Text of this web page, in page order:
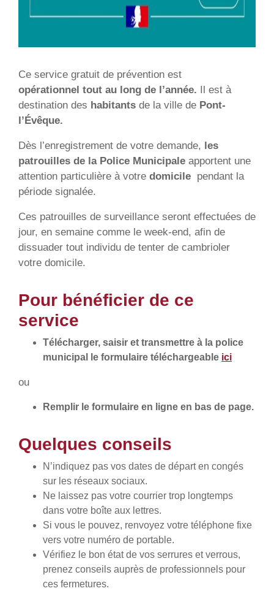
Ce service gratuit de prévention est
opérationnel tout au long de l’année. Il est à
destination des habitants de la ville de Pont-
l’Évêque.
Dès l’enregistrement de votre demande, les
patrouilles de la Police Municipale apportent une
attention particulière à votre domicile pendant la
période signalée.
Ces patrouilles de surveillance seront effectuées de
jour, en semaine comme le week-end, afin de
dissuader tout individu de tenter de cambrioler
votre domicile.
Pour bénéficier de ce
service
Télécharger, saisir et transmettre à la police
municipal le formulaire téléchargeable ici
ou
Remplir le formulaire en ligne en bas de page.
Quelques conseils
N’indiquez pas vos dates de départ en congés
sur les réseaux sociaux.
Ne laissez pas votre courrier trop longtemps
dans votre boîte aux lettres.
Si vous le pouvez, renvoyez votre téléphone fixe
vers votre numéro de portable.
Vérifiez le bon état de vos serrures et verrous,
prenez conseils auprès de professionnels pour
ces fermetures.